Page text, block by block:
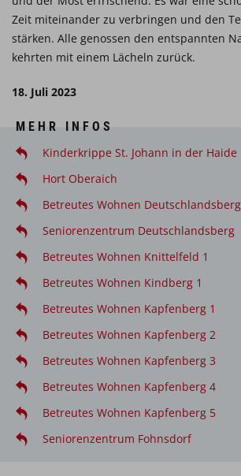
Zeit miteinander zu verbringen und den
stärken. Alle genossen den entspannten
kehrten mit einem Lächeln zurück.
18. Juli 2023
MEHR INFOS
Kinderkrippe St. Johann in der Haide
Hort Oberaich
Betreutes Wohnen
Seniorenzentrum Deutschlandsberg
Betreutes Wohnen Knittelfeld 1
Betreutes Wohnen Kindberg 1
Betreutes Wohnen Kapfenberg 1
Betreutes Wohnen Kapfenberg 2
Betreutes Wohnen Kapfenberg 3
Betreutes Wohnen Kapfenberg 4
Betreutes Wohnen Kapfenberg 5
Seniorenzentrum Fohnsdorf